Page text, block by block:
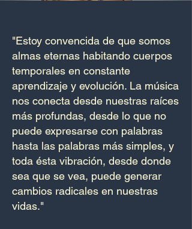
"Estoy convencida de que somos
almas eternas habitando cuerpos
temporales en constante
aprendizaje y evolución. La música
nos conecta desde nuestras raíces
más profundas, desde lo que no
puede expresarse con palabras
hasta las palabras más simples, y
toda ésta vibración, desde donde
sea que se vea, puede generar
cambios radicales en nuestras
vidas."